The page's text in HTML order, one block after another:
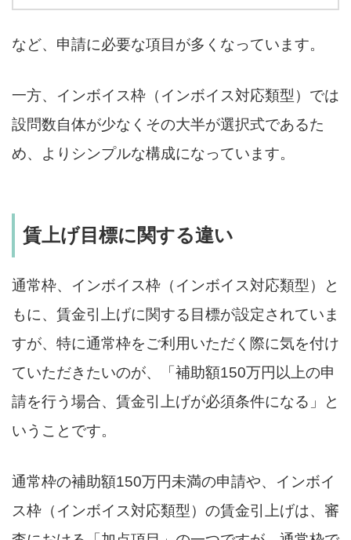
など、申請に必要な項目が多くなっています。
一方、インボイス枠（インボイス対応類型）では
設問数自体が少なくその大半が選択式であるた
め、よりシンプルな構成になっています。
賃上げ目標に関する違い
通常枠、インボイス枠（インボイス対応類型）と
もに、賃金引上げに関する目標が設定されていま
すが、特に通常枠をご利用いただく際に気を付け
ていただきたいのが、「補助額150万円以上の申
請を行う場合、賃金引上げが必須条件になる」と
いうことです。
通常枠の補助額150万円未満の申請や、インボイ
ス枠（インボイス対応類型）の賃金引上げは、審